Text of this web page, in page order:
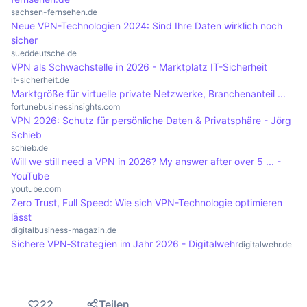
wird, was die Notwendigkeit von VPNs in
Kombination mit anderen Sicherheitsmaßnahmen
erhöht.
sachsen-fernsehen.de
Neue VPN-Technologien 2024: Sind Ihre Daten wirklich noch
sicher
sueddeutsche.de
VPN als Schwachstelle in 2026 - Marktplatz IT-Sicherheit
it-sicherheit.de
Marktgröße für virtuelle private Netzwerke, Branchenanteil ...
fortunebusinessinsights.com
VPN 2026: Schutz für persönliche Daten & Privatsphäre - Jörg
Schieb
schieb.de
Will we still need a VPN in 2026? My answer after over 5 ... -
YouTube
youtube.com
Zero Trust, Full Speed: Wie sich VPN-Technologie optimieren
lässt
digitalbusiness-magazin.de
Sichere VPN‑Strategien im Jahr 2026 - Digitalwehrdigitalwehr.de
22 Teilen